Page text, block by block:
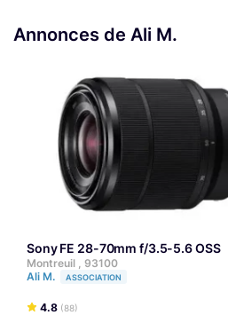
Annonces de Ali M.
Sony FE 28-70mm f/3.5-5.6 OSS
Montreuil , 93100
Ali M.
ASSOCIATION
4.8 (88)